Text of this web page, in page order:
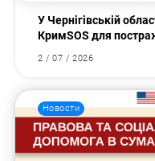
У Чернігівській
КримSOS для
2 / 07 / 2026
Новости